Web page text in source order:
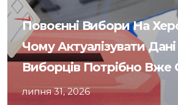
Повоєнні Вибори На
Чому Актуалізувати
Виборців Потрібно Вже
липня 31, 2026